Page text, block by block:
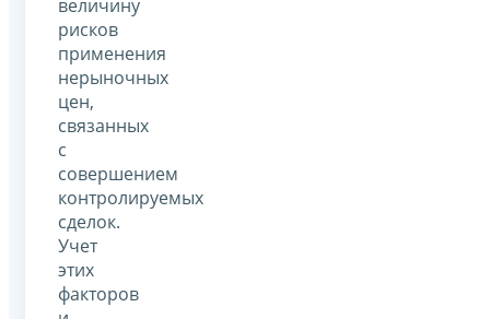
величину
рисков
применения
нерыночных
цен,
связанных
с
совершением
контролируемых
сделок.
Учет
этих
факторов